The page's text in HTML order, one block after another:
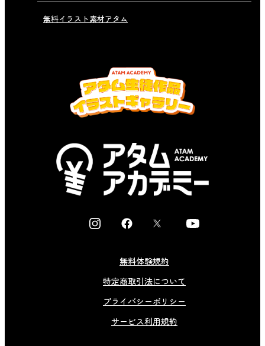
無料イラスト素材アタム
I
a
g
F
e
b
o
k
X
Y
無料体験規約
特定商取引法について
プライバシーポリシー
サービス利用規約